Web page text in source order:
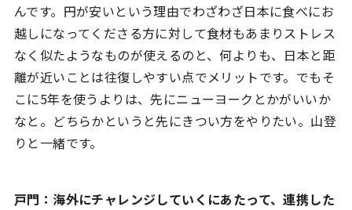
んです。円が安いという理由でわざわざ日本に食べにお
越しになってくださる方に対して食材もあまりストレス
なく似たようなものが使えるのと、何よりも、日本と距
離が近いことは往復しやすい点でメリットです。でもそ
こに5年を使うよりは、先にニューヨークとかがいいか
なと。どちらかというと先にきつい方をやりたい。山登
りと一緒です。
戸門：海外にチャレンジしていくにあたって、連携した